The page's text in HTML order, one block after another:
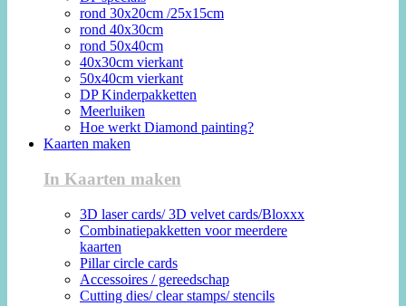
rond 30x20cm /25x15cm
rond 40x30cm
rond 50x40cm
40x30cm vierkant
50x40cm vierkant
DP Kinderpakketten
Meerluiken
Hoe werkt Diamond painting?
Kaarten maken
In Kaarten maken
3D laser cards/ 3D velvet cards/Bloxxx
Combinatiepakketten voor meerdere
kaarten
Pillar circle cards
Accessoires / gereedschap
Cutting dies/ clear stamps/ stencils